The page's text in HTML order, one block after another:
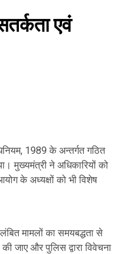
एवं
1989 के अन्तर्गत गठित
मुख्यमंत्री ने अधिकारियों को
के अध्यक्षों को भी विशेष
मामलों का समयबद्धता से
जाए और पुलिस द्वारा विवेचना